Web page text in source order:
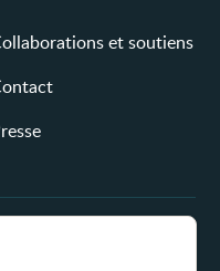
et soutiens